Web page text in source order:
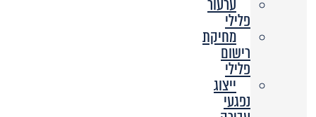
פלילי
מחיקת
רישום
פלילי
ייצוג
נפגעי